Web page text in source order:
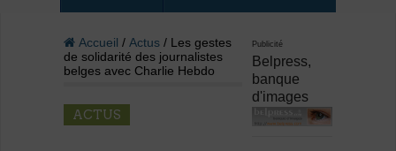
Accueil / Actus/ Les gestes
de solidarité des journalistes
belges avec Charlie Hebdo
ACTUS
Publicité
Belpress,
banque
d'images